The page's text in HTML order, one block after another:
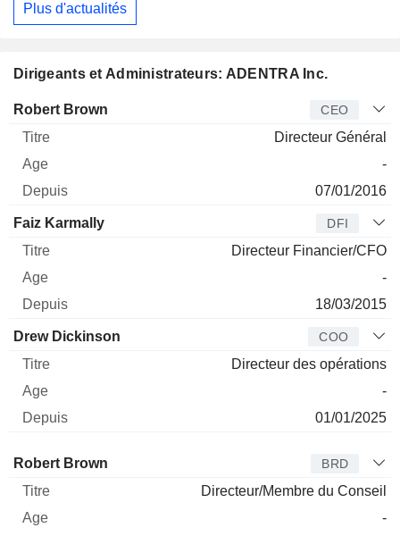
Plus d'actualités
Dirigeants et Administrateurs: ADENTRA Inc.
Dirigeant Titre
Robert Brown CEO
Directeur Général
-
07/01/2016
Faiz Karmally DFI
Directeur Financier/CFO
-
18/03/2015
Drew Dickinson COO
Directeur des opérations
-
01/01/2025
Administrateur
Robert Brown BRD
Directeur/Membre du Conseil
-